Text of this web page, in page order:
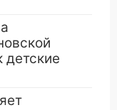
детские